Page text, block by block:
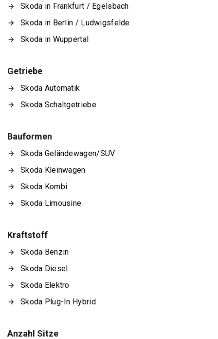
Skoda in Frankfurt / Egelsbach
Skoda in Berlin / Ludwigsfelde
Skoda in Wuppertal
Getriebe
Skoda Automatik
Skoda Schaltgetriebe
Bauformen
Skoda Geländewagen/SUV
Skoda Kleinwagen
Skoda Kombi
Skoda Limousine
Kraftstoff
Skoda Benzin
Skoda Diesel
Skoda Elektro
Skoda Plug-In Hybrid
Anzahl Sitze